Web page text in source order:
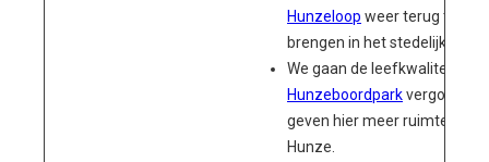
Hunzeloop weer terug te
brengen in het stedelijk
We gaan de leefkwaliteit in
Hunzeboordparkvergoten en
geven hier meer ruimte aan
Hunze.